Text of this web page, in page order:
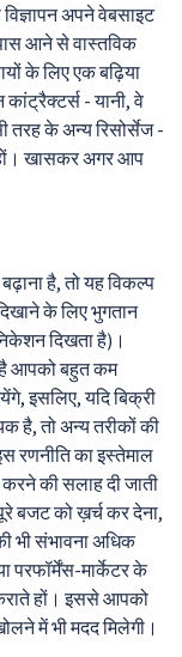
अपने वेबसाइट
आने से वास्तविक
के लिए एक बढ़िया
- यानी, वे
तरह के अन्य रिसोर्सेज -
खासकर अगर आप
है, तो यह विकल्प
के लिए भुगतान
दिखता है)।
है आपको बहुत कम
इसलिए, यदि बिक्री
है, तो अन्य तरीकों की
रणनीति का इस्तेमाल
की सलाह दी जाती
बजट को ख़र्च कर देना,
भी संभावना अधिक
परफॉर्मेंस-मार्केटर के
हों। इससे आपको
में भी मदद मिलेगी।